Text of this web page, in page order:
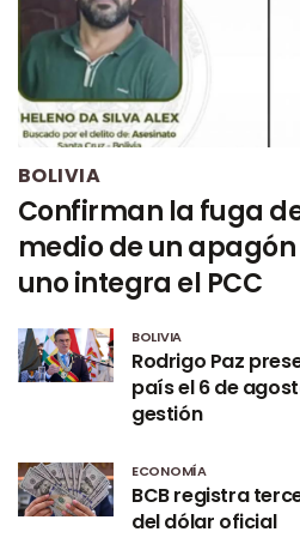
BOLIVIA
Confirman la fuga
medio de un
uno integra el PCC
BOLIVIA
Rodrigo Paz
país el 6 de
gestión
ECONOMÍA
BCB registra
del dólar oficial